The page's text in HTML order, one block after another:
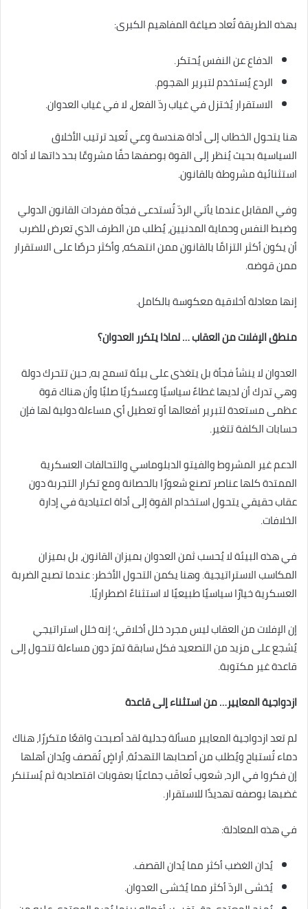
بهذه الطريقة تُعاد صياغة المفاهيم الكبرى:
الدفاع عن النفس يُحتكر.
الردع يُستخدم لتبرير الهجوم.
الاستقرار يُختزل في غياب ردّ الفعل، لا في غياب العدوان.
هنا يتحول الخطاب إلى أداة هندسة وعي تُعيد ترتيب الأخلاق
السياسية بحيث يُنظر إلى القوة بوصفها حقًا مشروعًا بحد ذاتها لا أداة
استثنائية مشروطة بالقانون.
وفي المقابل عندما يأتي الردّ تُستدعى فجأة مفردات القانون الدولي
وضبط النفس وحماية المدنيين، يُطلب من الطرف الذي تعرض للضرب
أن يكون أكثر التزامًا بالقانون ممن انتهكه، وأكثر حرصًا على الاستقرار
ممن قوضه.
إنها معادلة أخلاقية معكوسة بالكامل.
منطق الإفلات من العقاب … لماذا يتكرر العدوان؟
العدوان لا ينشأ فجأة بل يتغذى على بيئة تسمح به، حين تتحرك دولة
وهي تدرك أن لديها غطاءً سياسيًا وعسكريًا صلبًا وأن هناك قوة
عظمى مستعدة لتبرير أفعالها أو تعطيل أي مساءلة دولية لها فإن
حسابات الكلفة تتغير.
الدعم غير المشروط والفيتو الدبلوماسي والتحالفات العسكرية
الممتدة كلها عناصر تصنع شعورًا بالحصانة ومع تكرار التجربة دون
عقاب حقيقي يتحول استخدام القوة إلى أداة اعتيادية في إدارة
الخلافات.
في هذه البيئة لا يُحسب ثمن العدوان بميزان القانون، بل بميزان
المكاسب الاستراتيجية. وهنا يكمن التحول الأخطر: عندما تصبح الضربة
العسكرية خيارًا سياسيًا طبيعيًا لا استثناءً اضطراريًا.
إن الإفلات من العقاب ليس مجرد خلل أخلاقي؛ إنه خلل استراتيجي
يُشجع على مزيد من التصعيد فكل سابقة تمرّ دون مساءلة تتحول إلى
قاعدة غير مكتوبة.
ازدواجية المعايير… من استثناء إلى قاعدة
لم تعد ازدواجية المعايير مسألة جدلية لقد أصبحت واقعًا متكررًا، هناك
دماء تُستباح ويُطلب من أصحابها التهدئة، أراضٍ تُقصف ويُدان أهلها
إن فكروا في الرد، شعوب تُعاقَب جماعيًا بعقوبات اقتصادية ثم يُستنكر
غضبها بوصفه تهديدًا للاستقرار.
في هذه المعادلة:
يُدان الغضب أكثر مما يُدان القصف.
يُخشى الردّ أكثر مما يُخشى العدوان.